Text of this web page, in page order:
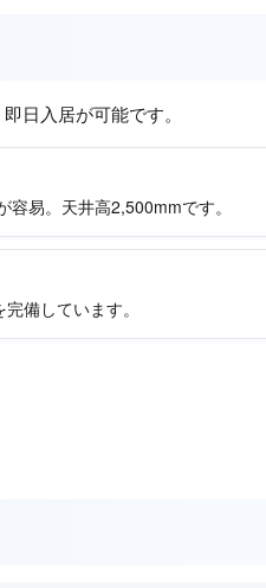
日入居が可能です。
易。天井高2,500mmです。
備しています。